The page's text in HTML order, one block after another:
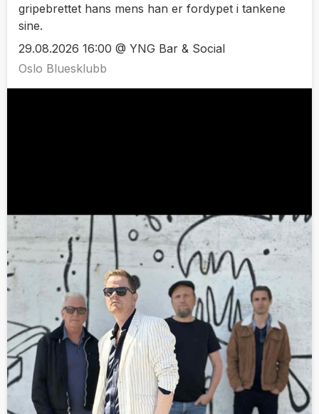
gripebrettet hans mens han er fordypet i tankene
sine.
29.08.2026 16:00 @ YNG Bar & Social
Oslo Bluesklubb